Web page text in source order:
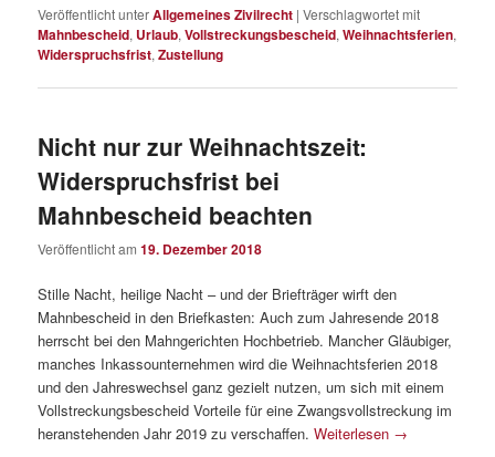
Veröffentlicht unterAllgemeines Zivilrecht |Verschlagwortet mit
Mahnbescheid, Urlaub,Vollstreckungsbescheid,Weihnachtsferien,
Widerspruchsfrist,Zustellung
Nicht nur zur Weihnachtszeit:
Widerspruchsfrist bei
Mahnbescheid beachten
Veröffentlicht am19. Dezember 2018
Stille Nacht, heilige Nacht – und der Briefträger wirft den
Mahnbescheid in den Briefkasten: Auch zum Jahresende 2018
herrscht bei den Mahngerichten Hochbetrieb. Mancher Gläubiger,
manches Inkassounternehmen wird die Weihnachtsferien 2018
und den Jahreswechsel ganz gezielt nutzen, um sich mit einem
Vollstreckungsbescheid Vorteile für eine Zwangsvollstreckung im
heranstehenden Jahr 2019 zu verschaffen.Weiterlesen →